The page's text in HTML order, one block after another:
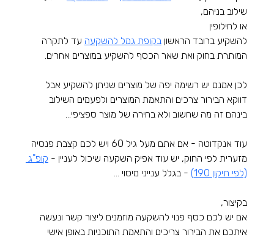
שילוב בניהם,
או לחילופין
להשקיע ברובד הראשון בקופת גמל להשקעה עד לתקרה
המותרת בחוק ואת שאר הכסף להשקיע במוצרים אחרים.
לכן אמנם יש רשימה יפה של מוצרים שניתן להשקיע אבל
דווקא הבירור צרכים והתאמת המוצרים ולפעמים השילוב
בינהם זה מה שחשוב ולא בחירה של מוצר ספציפי...
עוד אנקדוטה - אם אתם מעל גיל 60 ויש לכם קצבת פנסיה
מזערית לפי החוק, יש עוד אפיק השקעה שיכול לעניין - קופ"ג
(לפי תיקון 190)
- בגלל ענייני מיסוי ...
בקיצור,
אם יש לכם כסף פנוי להשקעה מוזמנים ליצור קשר ונעשה
איתכם את הבירור צריכים והתאמת התוכניות באופן אישי